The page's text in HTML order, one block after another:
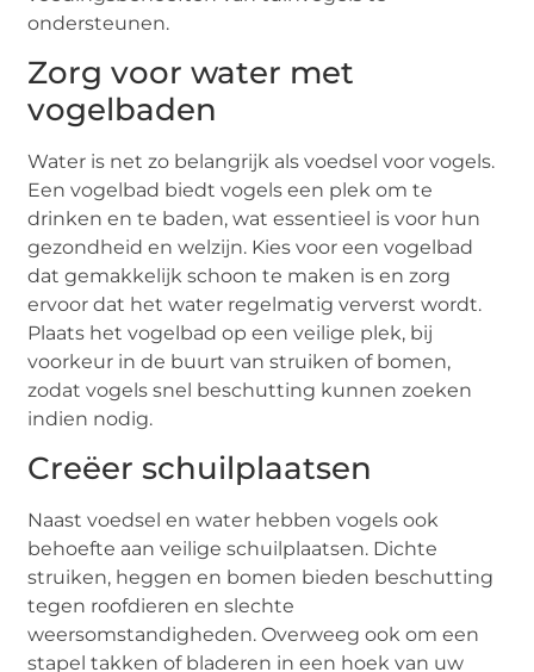
ondersteunen.
Zorg voor water met
vogelbaden
Water is net zo belangrijk als voedsel voor vogels.
Een vogelbad biedt vogels een plek om te
drinken en te baden, wat essentieel is voor hun
gezondheid en welzijn. Kies voor een vogelbad
dat gemakkelijk schoon te maken is en zorg
ervoor dat het water regelmatig ververst wordt.
Plaats het vogelbad op een veilige plek, bij
voorkeur in de buurt van struiken of bomen,
zodat vogels snel beschutting kunnen zoeken
indien nodig.
Creëer schuilplaatsen
Naast voedsel en water hebben vogels ook
behoefte aan veilige schuilplaatsen. Dichte
struiken, heggen en bomen bieden beschutting
tegen roofdieren en slechte
weersomstandigheden. Overweeg ook om een
stapel takken of bladeren in een hoek van uw